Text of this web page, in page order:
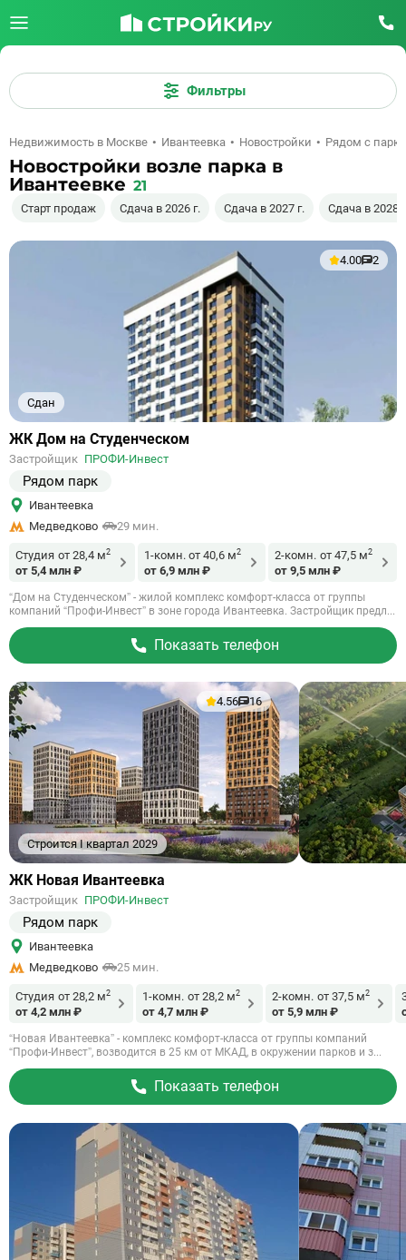
Фильтры
Недвижимость в Москве Ивантеевка Новостройки Рядом с
Новостройки возле парка в
Ивантеевке 21
Старт продаж Сдача в 2026 г. Сдача в 2027 г. Сдача в 2028
Сдан
4.00 2
Ссылка
объект
ЖК Дом на Студенческом
Застройщик ПРОФИ-Инвест
Рядом парк
Ивантеевка
Медведково
29 мин.
Студия от 28,4 м2
от 5,4 млн ₽
1-комн. от 40,6 м2
от 6,9 млн ₽
2-комн. от 47,5 м2
от 9,5 млн ₽
“Дом на Студенческом” - жилой комплекс комфорт-класса от группы
компаний “Профи-Инвест” в зоне города Ивантеевка. Застройщик предл...
Показать телефон
Строится I квартал 2029
4.56 16
Ссылка
объект
ЖК Новая Ивантеевка
Застройщик ПРОФИ-Инвест
Рядом парк
Ивантеевка
Медведково
25 мин.
Студия от 28,2 м2
от 4,2 млн ₽
1-комн. от 28,2 м2
от 4,7 млн ₽
2-комн. от 37,5 м2
от 5,9 млн ₽
“Новая Ивантеевка” - комплекс комфорт-класса от группы компаний
“Профи-Инвест”, возводится в 25 км от МКАД, в окружении парков и з...
Показать телефон